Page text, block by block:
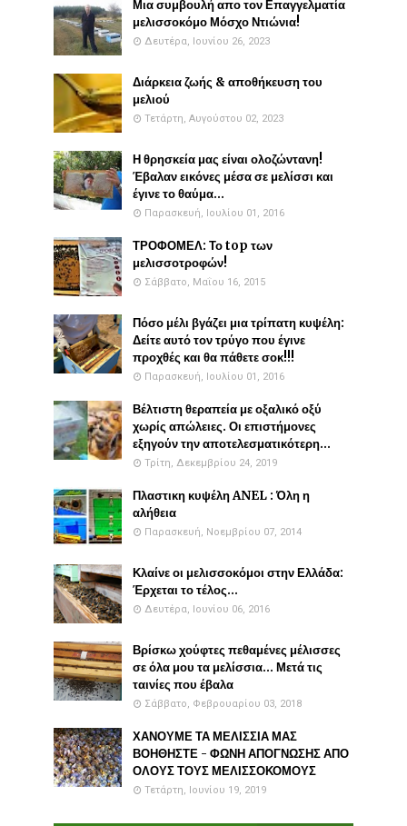
Μια συμβουλή απο τον Επαγγελματία
μελισσοκόμο Μόσχο Ντιώνια!
Δευτέρα, Ιουνίου 26, 2023
Διάρκεια ζωής & αποθήκευση του
μελιού
Τετάρτη, Αυγούστου 02, 2023
Η θρησκεία μας είναι ολοζώντανη!
Έβαλαν εικόνες μέσα σε μελίσσι και
έγινε το θαύμα...
Παρασκευή, Ιουλίου 01, 2016
ΤΡΟΦΟΜΕΛ: Το top των
μελισσοτροφών!
Σάββατο, Μαΐου 16, 2015
Πόσο μέλι βγάζει μια τρίπατη κυψέλη:
Δείτε αυτό τον τρύγο που έγινε
προχθές και θα πάθετε σοκ!!!
Παρασκευή, Ιουλίου 01, 2016
Βέλτιστη θεραπεία με οξαλικό οξύ
χωρίς απώλειες. Οι επιστήμονες
εξηγούν την αποτελεσματικότερη...
Τρίτη, Δεκεμβρίου 24, 2019
Πλαστικη κυψέλη ANEL : Όλη η
αλήθεια
Παρασκευή, Νοεμβρίου 07, 2014
Κλαίνε οι μελισσοκόμοι στην Ελλάδα:
Έρχεται το τέλος...
Δευτέρα, Ιουνίου 06, 2016
Βρίσκω χούφτες πεθαμένες μέλισσες
σε όλα μου τα μελίσσια... Μετά τις
ταινίες που έβαλα
Σάββατο, Φεβρουαρίου 03, 2018
ΧΑΝΟΥΜΕ ΤΑ ΜΕΛΙΣΣΙΑ ΜΑΣ
ΒΟΗΘΗΣΤΕ - ΦΩΝΗ ΑΠΟΓΝΩΣΗΣ ΑΠΟ
ΟΛΟΥΣ ΤΟΥΣ ΜΕΛΙΣΣΟΚΟΜΟΥΣ
Τετάρτη, Ιουνίου 19, 2019